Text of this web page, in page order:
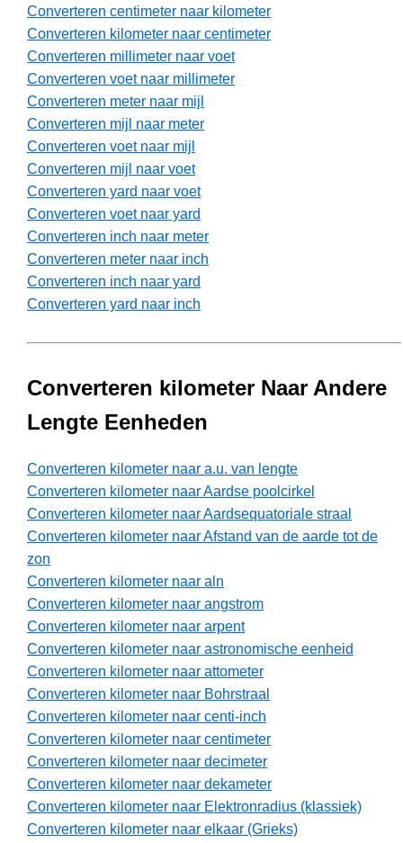
Converteren centimeter naar kilometer
Converteren kilometer naar centimeter
Converteren millimeter naar voet
Converteren voet naar millimeter
Converteren meter naar mijl
Converteren mijl naar meter
Converteren voet naar mijl
Converteren mijl naar voet
Converteren yard naar voet
Converteren voet naar yard
Converteren inch naar meter
Converteren meter naar inch
Converteren inch naar yard
Converteren yard naar inch
Converteren kilometer Naar Andere
Lengte Eenheden
Converteren kilometer naar a.u. van lengte
Converteren kilometer naar Aardse poolcirkel
Converteren kilometer naar Aardsequatoriale straal
Converteren kilometer naar Afstand van de aarde tot de
zon
Converteren kilometer naar aln
Converteren kilometer naar angstrom
Converteren kilometer naar arpent
Converteren kilometer naar astronomische eenheid
Converteren kilometer naar attometer
Converteren kilometer naar Bohrstraal
Converteren kilometer naar centi-inch
Converteren kilometer naar centimeter
Converteren kilometer naar decimeter
Converteren kilometer naar dekameter
Converteren kilometer naar Elektronradius (klassiek)
Converteren kilometer naar elkaar (Grieks)